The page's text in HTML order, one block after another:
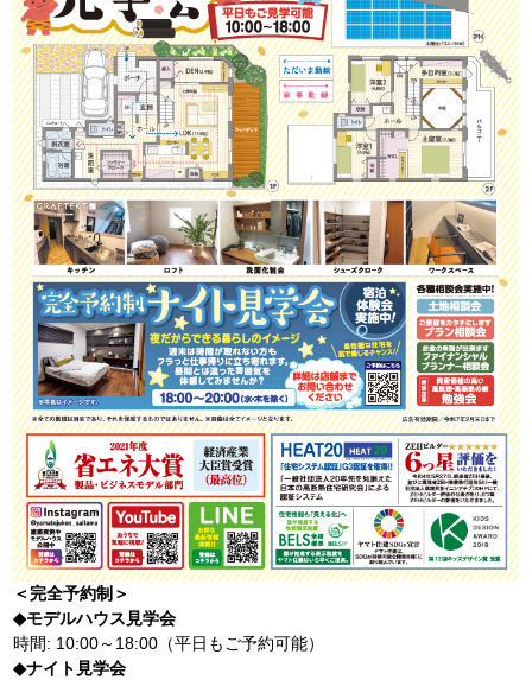
＜完全予約制＞
◆モデルハウス見学会
時間: 10:00～18:00（平日もご予約可能）
◆ナイト見学会